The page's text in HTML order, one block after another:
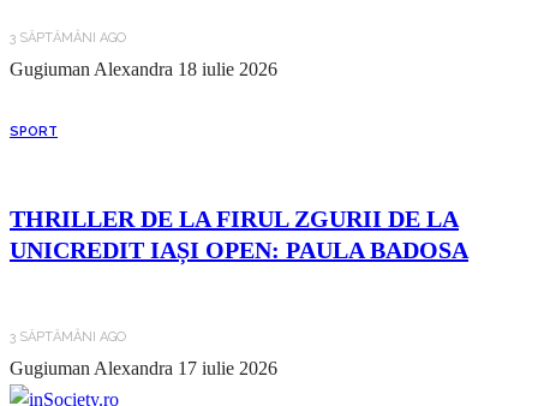
3 SĂPTĂMÂNI AGO
Gugiuman Alexandra 18 iulie 2026
SPORT
THRILLER DE LA FIRUL ZGURII DE LA
UNICREDIT IAȘI OPEN: PAULA BADOSA
3 SĂPTĂMÂNI AGO
Gugiuman Alexandra 17 iulie 2026